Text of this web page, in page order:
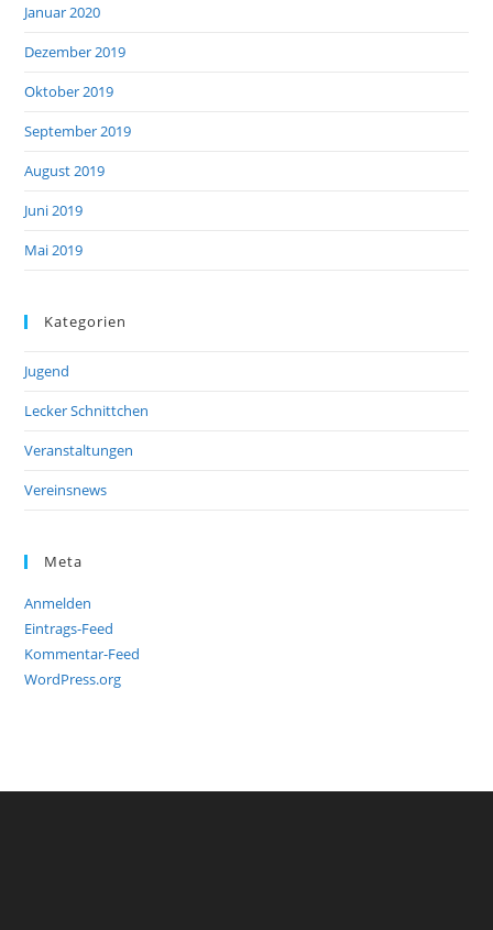
Januar 2020
Dezember 2019
Oktober 2019
September 2019
August 2019
Juni 2019
Mai 2019
Kategorien
Jugend
Lecker Schnittchen
Veranstaltungen
Vereinsnews
Meta
Anmelden
Eintrags-Feed
Kommentar-Feed
WordPress.org